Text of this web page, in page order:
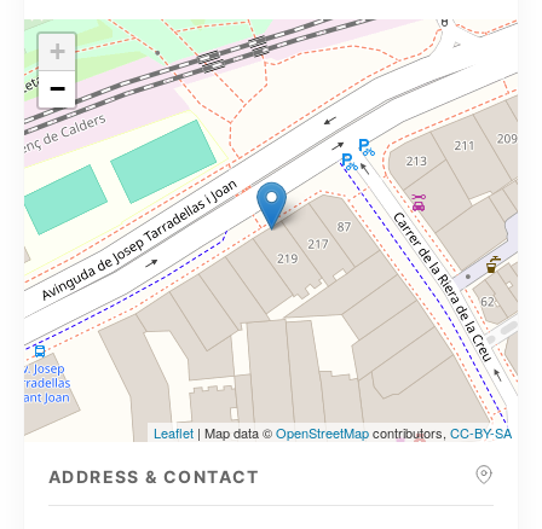
+
−
Leaflet | Map data ©OpenStreetMapcontributors, CC-BY-SA
ADDRESS & CONTACT